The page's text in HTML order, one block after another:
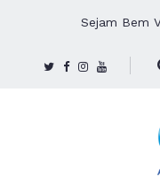
Sejam Bem